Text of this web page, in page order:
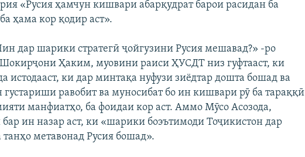
«Русия ҳамчун кишвари абарқудрат барои расидан ба
ҳама кор қодир аст».
дар шарики стратегӣ ҷойгузини Русия мешавад?» -ро
Шокирҷони Ҳаким, муовини раиси ҲУСДТ низ гуфтааст, ки
истодааст, ки дар минтақа нуфузи зиёдтар дошта бошад ва
густариши равобит ва муносибат бо ин кишвари рӯ ба тараққӣ
манфиатҳо, ба фоидаи кор аст. Аммо Мӯсо Асозода,
ин назар аст, ки «шарики боэътимоди Тоҷикистон дар
танҳо метавонад Русия бошад».